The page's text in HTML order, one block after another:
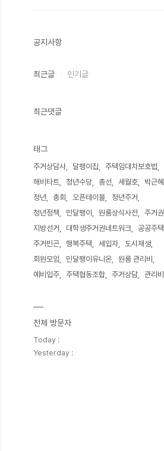
공지사항
최근글 인기글
최근댓글
태그
주거상담사 달팽이집
주택임대차보호법
해비타트
청년수당 총선 세월호
박근혜
청년
총회 오픈테이블
청년주거
청년정책
민달팽이 원룸상식사전
주거권
지방선거
대학생주거권네트워크
공공주택
주거빈곤
행복주택 세입자
도시재생
회원모임
민달팽이유니온
원룸 관리비
예비입주
주택협동조합 주거상담 관리비
전체 방문자
Today :
Yesterday :